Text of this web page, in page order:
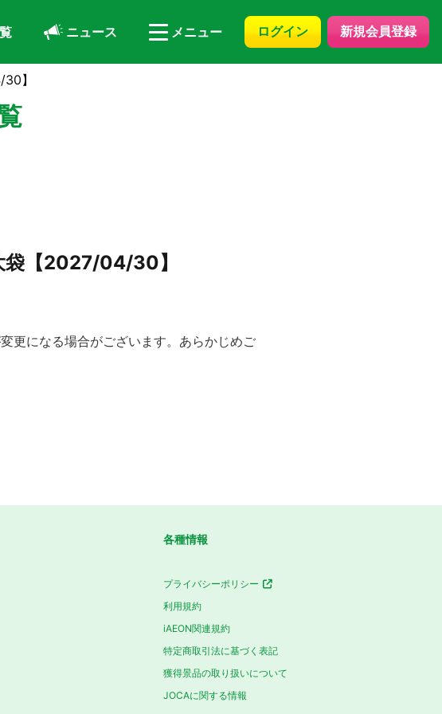
ニュース メニュー ログイン 新規会員登録
】
袋【2027/04/30】
更になる場合がございます。あらかじめご
各種情報
プライバシーポリシー
利用規約
iAEON関連規約
特定商取引法に基づく表記
獲得景品の取り扱いについて
JOCAに関する情報